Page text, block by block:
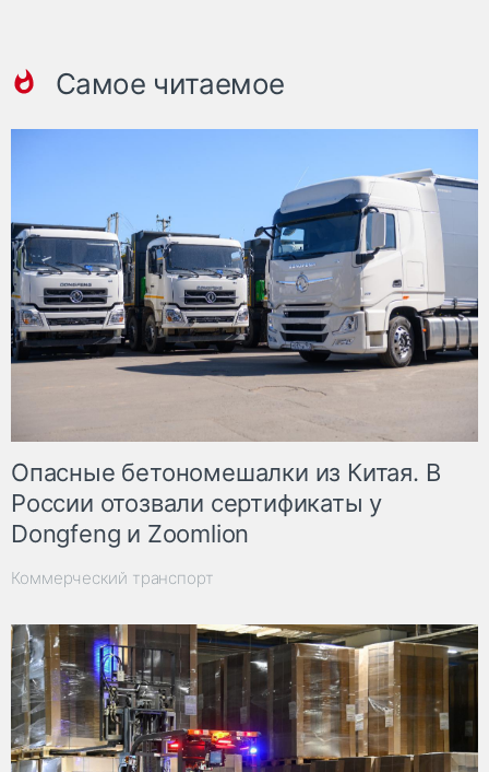
Самое читаемое
Опасные бетономешалки из Китая. В
России отозвали сертификаты у
Dongfeng и Zoomlion
Коммерческий транспорт